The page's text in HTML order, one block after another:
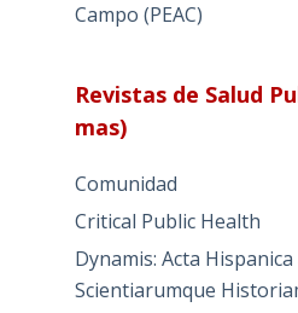
Campo (PEAC)
Revistas de Salud
mas)
Comunidad
Critical Public Health
Dynamis: Acta
Scientiarumque